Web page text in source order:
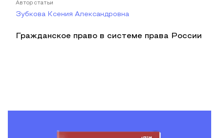
Автор статьи
Зубкова Ксения Александровна
Гражданское право в системе права России